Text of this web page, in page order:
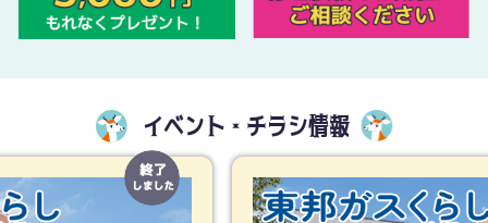
イベント・チラシ情報